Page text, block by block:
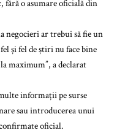
o asumare oficială din
negocieri ar trebui să fie un
și fel de știri nu face bine
maximum”, a declarat
informații pe surse
sau introducerea unui
oficial.